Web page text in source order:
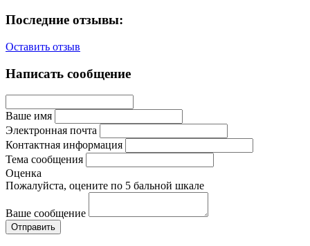
Последние отзывы:
Оставить отзыв
Написать сообщение
Ваше имя
Электронная почта
Контактная информация
Тема сообщения
Оценка
Пожалуйста, оцените по 5 бальной шкале
Ваше сообщение